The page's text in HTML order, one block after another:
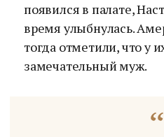
появился в палате,
время улыбнулась.
тогда отметили, что у
замечательный муж.